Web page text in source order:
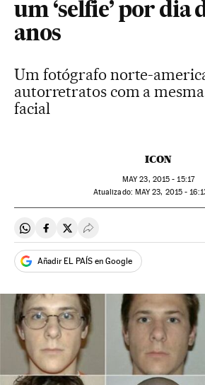
um ‘selfie’ por dia
anos
Um fotógrafo norte-
autorretratos com a
facial
ICON
MAY23, 2015 - 15:17
atualizado: MAY23, 2015 -
Compartir en Whatsapp
Compartir en Facebook
Compartir en Twitter
Desplegar Redes
Añadir EL PAÍS en Google